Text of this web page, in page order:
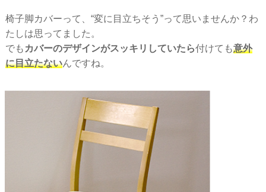
椅子脚カバーって、“変に目立ちそう”って思いませんか？わ
たしは思ってました。
でも カバーのデザインがスッキリしていたら付けても意外
に目立たないんですね。